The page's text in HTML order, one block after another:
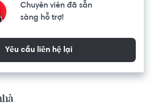
Chuyên viên đã sẵn
sàng hỗ trợ!
Yêu cầu liên hệ lại